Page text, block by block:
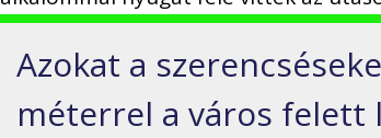
Azokat a
méterrel a város felett